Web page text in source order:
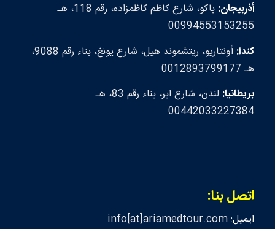
أذربيجان:
باكو، شارع كاظم كاظمزاده، رقم 118، هـ
00994553153255
كندا:
أونتاريو، ريتشموند هيل، شارع يونغ، بناء رقم 9088،
هـ 0012893799177
بريطانيا:
لندن، شارع ابر، بناء رقم 83، هـ
00442033227384
اتصل بنا:
ايميل:info[at]ariamedtour.com